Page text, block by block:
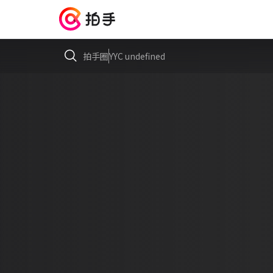
拍手圈YYC undefined